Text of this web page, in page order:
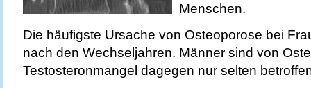
Menschen.
Die häufigste Ursache von Osteoporose bei
nach den Wechseljahren. Männer sind von
Testosteronmangel dagegen nur selten